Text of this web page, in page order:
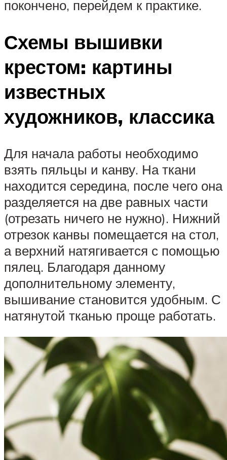
покончено, перейдем к практике.
Схемы вышивки
крестом: картины
известных
художников, классика
Для начала работы необходимо
взять пяльцы и канву. На ткани
находится середина, после чего она
разделяется на две равных части
(отрезать ничего не нужно). Нижний
отрезок канвы помещается на стол,
а верхний натягивается с помощью
пялец. Благодаря данному
дополнительному элементу,
вышивание становится удобным. С
натянутой тканью проще работать.